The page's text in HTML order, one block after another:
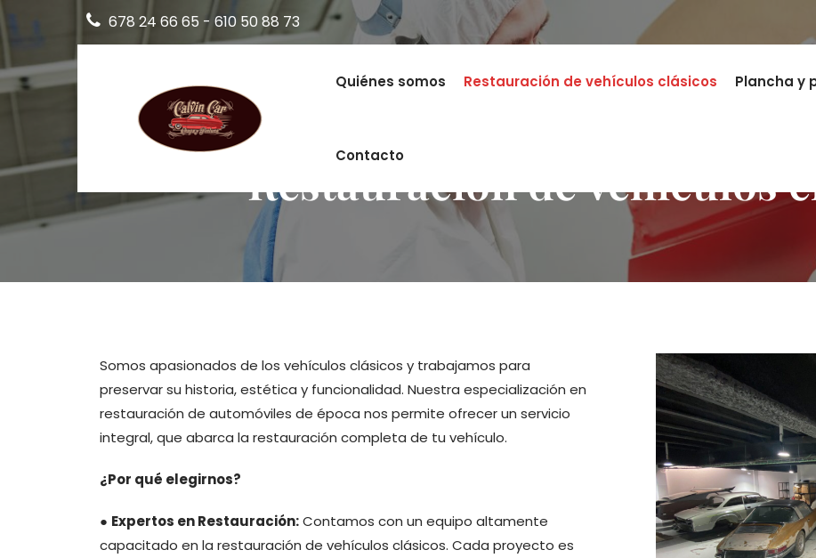
678 24 66 65 - 610 50 88 73
Quiénes somos Restauración de vehículos clásicos Plancha y
Contacto
Restauración de vehículos
Somos apasionados de los vehículos clásicos y trabajamos para
preservar su historia, estética y funcionalidad. Nuestra especialización en
restauración de automóviles de época nos permite ofrecer un servicio
integral, que abarca la restauración completa de tu vehículo.
¿Por qué elegirnos?
● Expertos en Restauración:Contamos con un equipo altamente
capacitado en la restauración de vehículos clásicos. Cada proyecto es